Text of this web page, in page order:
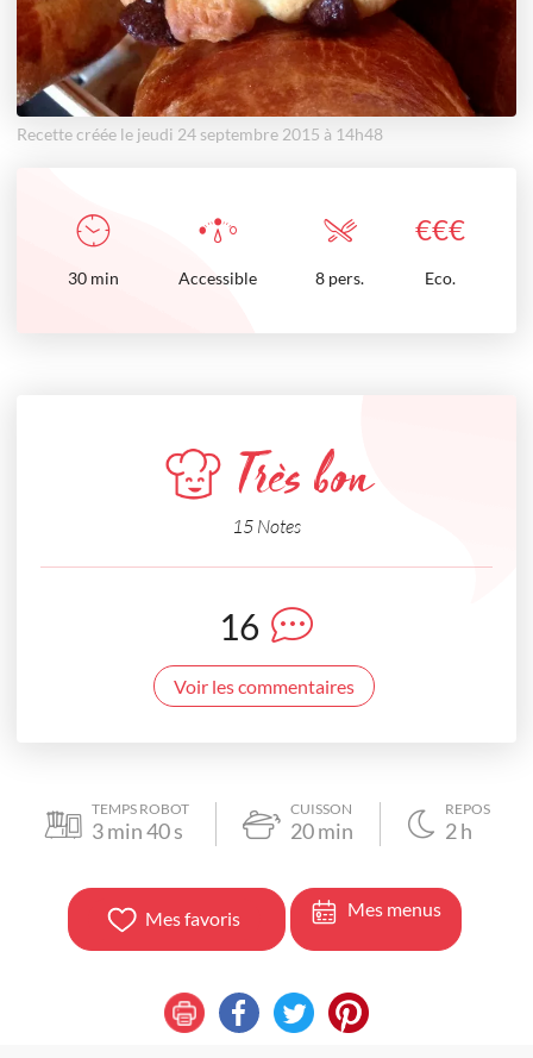
Recette créée le jeudi 24 septembre 2015 à 14h48
€€€
30 min Accessible 8 pers. Eco.
Très bon
15 Notes
16
Voir les commentaires
TEMPS ROBOT
3min40s
CUISSON
20min
REPOS
2h
Mes favoris Mes menus